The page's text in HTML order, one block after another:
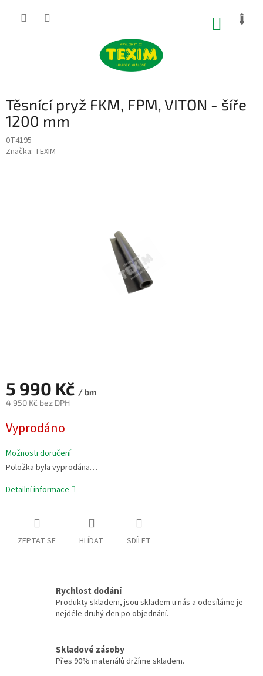
Těsnící pryž FKM, FPM, VITON - šíře
1200 mm
0T4195
Značka: TEXIM
5 990 Kč / bm
4 950 Kč bez DPH
cena:
Vyprodáno
Možnosti doručení
Položka byla vyprodána…
Detailní informace
ZEPTAT SE HLÍDAT SDÍLET
Rychlost dodání
Produkty skladem, jsou skladem u nás a odesíláme je
nejdéle druhý den po objednání.
Skladové zásoby
Přes 90% materiálů držíme skladem.